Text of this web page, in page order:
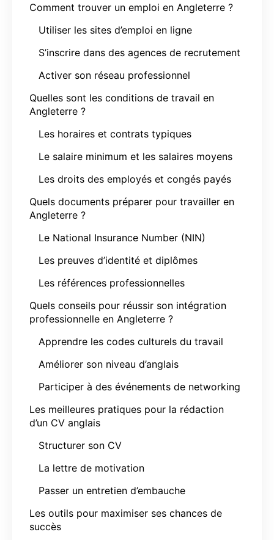
Comment trouver un emploi en Angleterre ?
Utiliser les sites d’emploi en ligne
S’inscrire dans des agences de recrutement
Activer son réseau professionnel
Quelles sont les conditions de travail en
Angleterre ?
Les horaires et contrats typiques
Le salaire minimum et les salaires moyens
Les droits des employés et congés payés
Quels documents préparer pour travailler en
Angleterre ?
Le National Insurance Number (NIN)
Les preuves d’identité et diplômes
Les références professionnelles
Quels conseils pour réussir son intégration
professionnelle en Angleterre ?
Apprendre les codes culturels du travail
Améliorer son niveau d’anglais
Participer à des événements de networking
Les meilleures pratiques pour la rédaction
d’un CV anglais
Structurer son CV
La lettre de motivation
Passer un entretien d’embauche
Les outils pour maximiser ses chances de
succès